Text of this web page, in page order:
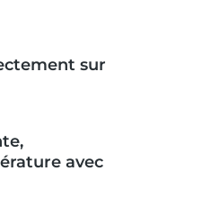
sur
avec